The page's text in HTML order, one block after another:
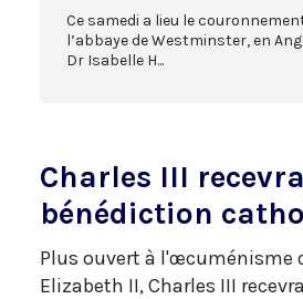
Ce samedi a lieu le
l’abbaye de Westminster, en
Dr Isabelle H...
Charles III
bénédiction
Plus ouvert à l'œcuménisme
Elizabeth II, Charles III